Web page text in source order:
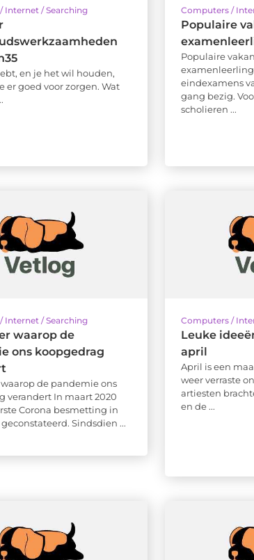
Internet / Searching
en je het wil houden,
er goed voor zorgen. Wat
Computers /
Populaire
Populaire
eindexamens
gang bezig.
scholieren ...
Internet / Searching
waarop de
ons koopgedrag
de pandemie ons
verandert In maart 2020
Corona besmetting in
Sindsdien ...
Computers /
Leuke
april
April is een
weer verraste
artiesten
en de ...